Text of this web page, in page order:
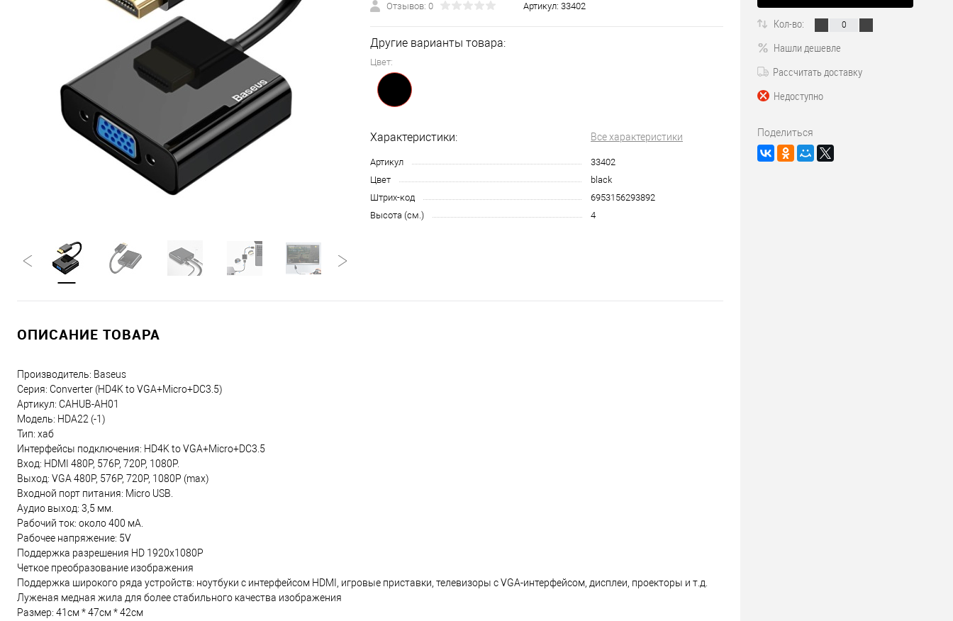
Отзывов: 0 Артикул: 33402
Другие варианты товара:
Цвет:
Характеристики: Все характеристики
Артикул
33402
Цвет
black
Штрих-код
6953156293892
Высота (см.)
4
ОПИСАНИЕ ТОВАРА
Производитель: Baseus
Серия: Converter (HD4K to VGA+Micro+DC3.5)
Артикул: CAHUB-AH01
Модель: HDA22 (-1)
Тип: хаб
Интерфейсы подключения: HD4K to VGA+Micro+DC3.5
Вход: HDMI 480P, 576P, 720P, 1080P.
Выход: VGA 480P, 576P, 720P, 1080P (max)
Входной порт питания: Micro USB.
Аудио выход: 3,5 мм.
Рабочий ток: около 400 мА.
Рабочее напряжение: 5V
Поддержка разрешения HD 1920x1080P
Четкое преобразование изображения
Поддержка широкого ряда устройств: ноутбуки с интерфейсом HDMI, игровые приставки, телевизоры с VGA-интерфейсом, дисплеи, проекторы и т.д.
Луженая медная жила для более стабильного качества изображения
Размер: 41см * 47см * 42см
Кол-во:
Нашли дешевле
Рассчитать доставку
Недоступно
Поделиться